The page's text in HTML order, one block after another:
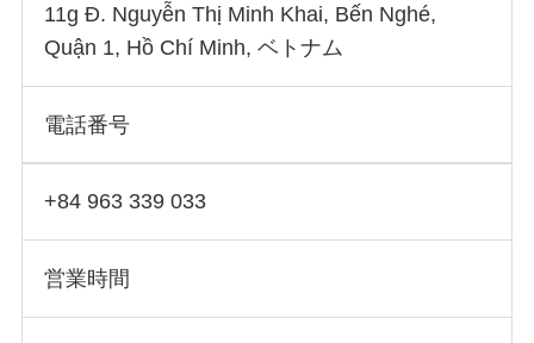
11g Đ. Nguyễn Thị Minh Khai, Bến Nghé,
Quận 1, Hồ Chí Minh, ベトナム
電話番号
+84 963 339 033
営業時間